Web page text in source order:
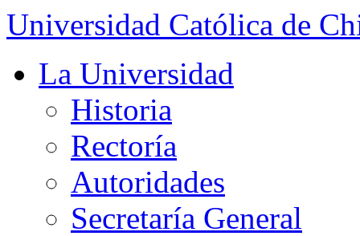
Universidad Católica de
La Universidad
Historia
Rectoría
Autoridades
Secretaría General